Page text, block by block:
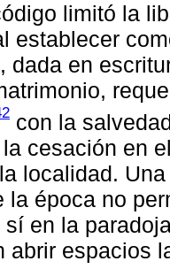
limitó la
establecer
dada en
con la
cesación en
localidad.
la época no
sí en la
abrir espacios